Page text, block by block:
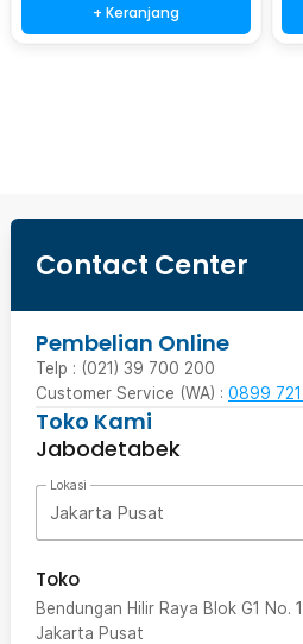
+ Keranjang
Contact Center
Pembelian Online
Telp : (021) 39 700 200
Customer Service (WA) : 0899
Toko Kami
Jabodetabek
Lokasi
Jakarta Pusat
Toko
Bendungan Hilir Raya Blok G1 No.
Jakarta Pusat